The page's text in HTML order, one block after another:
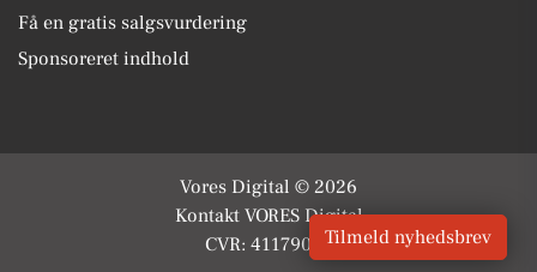
Få en gratis salgsvurdering
Sponsoreret indhold
Vores Digital © 2026
Kontakt VORES Digital
CVR: 41179082Tilmeld nyhedsbrev